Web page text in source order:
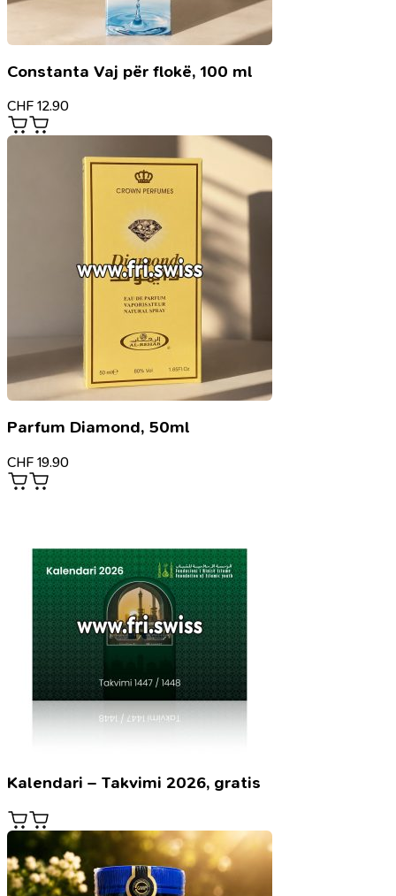
Constanta Vaj për flokë, 100 ml
CHF 12.90
Parfum Diamond, 50ml
CHF 19.90
Kalendari – Takvimi 2026, gratis